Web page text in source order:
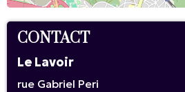
CONTACT
Le Lavoir
rue Gabriel Peri